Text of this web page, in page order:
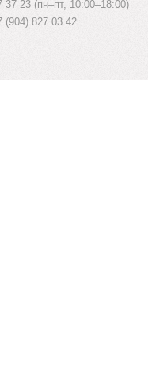
23 (пн–пт, 10:00–18:00)
(904) 827 03 42